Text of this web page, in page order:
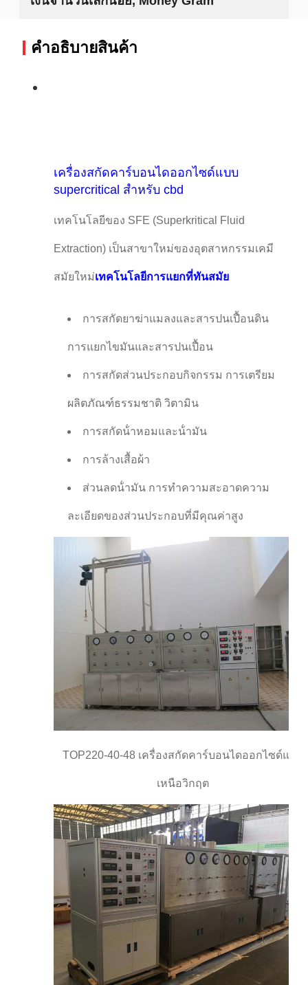
คําอธิบายสินค้า
เครื่องสกัดคาร์บอนไดออกไซด์แบบ
supercritical สําหรับ cbd
เทคโนโลยีของ SFE (Superkritical Fluid
Extraction) เป็นสาขาใหม่ของอุตสาหกรรมเคมี
สมัยใหม่เทคโนโลยีการแยกที่ทันสมัย
การสกัดยาฆ่าแมลงและสารปนเปื้อนดิน
การแยกไขมันและสารปนเปื้อน
การสกัดส่วนประกอบกิจกรรม การเตรียม
ผลิตภัณฑ์ธรรมชาติ วิตามิน
การสกัดน้ําหอมและน้ํามัน
การล้างเสื้อผ้า
ส่วนลดน้ํามัน การทําความสะอาดความ
ละเอียดของส่วนประกอบที่มีคุณค่าสูง
TOP220-40-48 เครื่องสกัดคาร์บอนไดออกไซด์แบบ
เหนือวิกฤต